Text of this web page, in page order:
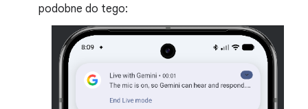
podobne do tego: